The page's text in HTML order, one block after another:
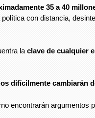
35 a 40
con distancia,
la clave de cualquier
difícilmente cambiarán
encontrarán argumentos